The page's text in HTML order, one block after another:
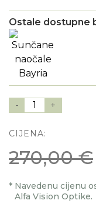
Ostale dostupne
- 1 +
CIJENA:
270,00 €
* Navedenu cijenu
Alfa Vision Optike.